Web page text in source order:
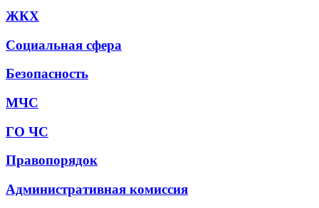
ЖКХ
Социальная сфера
Безопасность
МЧС
ГО ЧС
Правопорядок
Административная комиссия